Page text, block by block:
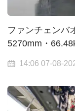
ファンチェンバ
5270mm・
14:06 07-08-